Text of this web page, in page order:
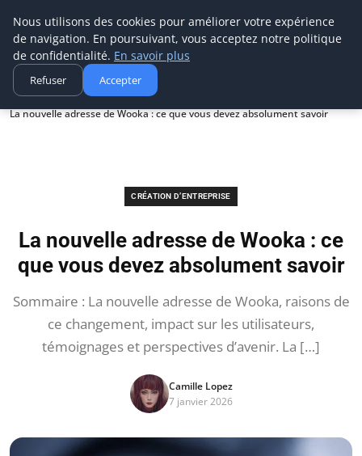
Aecme
Accueil
Création d’entreprise
La nouvelle adresse de Wooka : ce que vous devez absolument savoir
CRÉATION D’ENTREPRISE
La nouvelle adresse de Wooka : ce
que vous devez absolument savoir
Sommaire : La nouvelle adresse de Wooka, raisons de
ce changement, impact sur les utilisateurs,
témoignages et perspectives d’avenir. La […]
Camille Lopez
7 janvier 2026
Nous utilisons des cookies pour améliorer votre expérience
de navigation. En poursuivant, vous acceptez notre politique
de confidentialité. En savoir plus
Refuser Accepter